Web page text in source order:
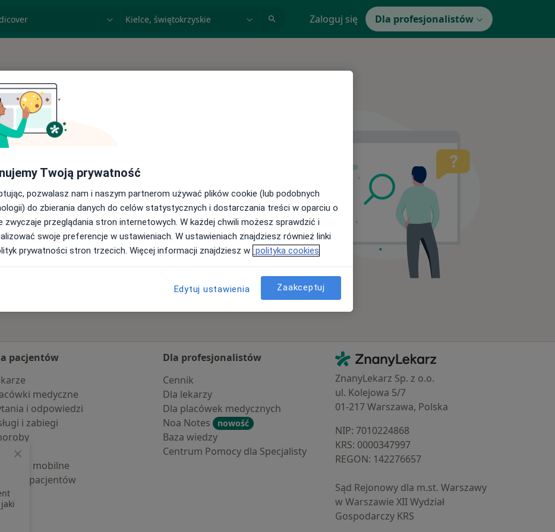
miasto lub dzielnica Zaloguj się Dla profesjonalistów
spełniających podane kryteria
pacjentów
medyczne
i odpowiedzi
i zabiegi
mobilne
dla pacjentów
Dla profesjonalistów
Cennik
Dla lekarzy
Dla placówek medycznych
Noa Notes
nowość
Baza wiedzy
Centrum Pomocy dla Specjalisty
Kontakt
ZnanyLekarz - Strona główna
ZnanyLekarz Sp. z o.o.
ul. Kolejowa 5/7
01-217 Warszawa, Polska
NIP: ⁠7010224868
KRS: ⁠0000347997
REGON: ⁠142276657
Sąd Rejonowy dla m.st. Warszawy
w Warszawie XII Wydział
Gospodarczy KRS
Twoją prywatność
pozwalasz nam i naszym partnerom używać plików cookie (lub podobnych
do zbierania danych do celów statystycznych i dostarczania treści w oparciu o
zwyczaje przeglądania stron internetowych. W każdej chwili możesz sprawdzić i
swoje preferencje w ustawieniach. W ustawieniach znajdziesz również linki
prywatności stron trzecich. Więcej informacji znajdziesz w polityka cookies
Edytuj ustawienia Zaakceptuj